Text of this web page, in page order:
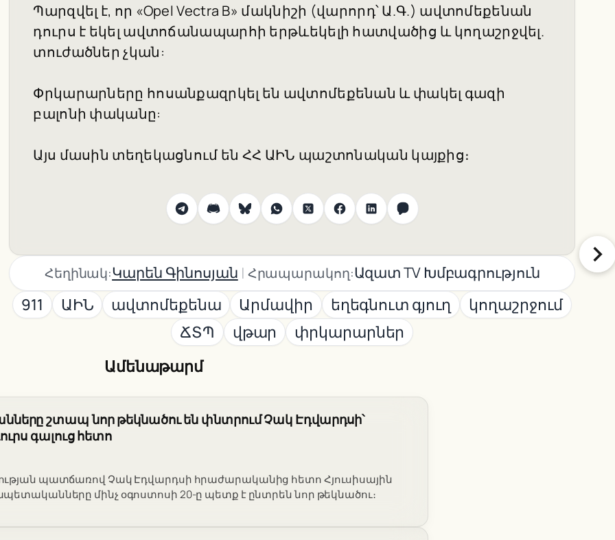
Պարզվել է, որ «Opel Vectra B» մակնիշի (վարորդ՝ Ա.Գ.) ավտոմեքենան
դուրս է եկել ավտոճանապարհի երթևեկելի հատվածից և կողաշրջվել.
տուժածներ չկան:
Փրկարարները հոսանքազրկել են ավտոմեքենան և փակել գազի
բալոնի փականը:
Այս մասին տեղեկացնում են ՀՀ ԱԻՆ պաշտոնական կայքից։
Հեղինակ:Կարեն Գինոսյան | Հրապարակող:Ազատ TV Խմբագրություն
911 ԱԻՆ ավտոմեքենա Արմավիր եղեգնուտ գյուղ
կողաշրջում
ՃՏՊ
վթար
փրկարարներ
Ամենաթարմ
շտապ նոր թեկնածու են փնտրում Չակ Էդվարդսի՝
գալուց հետո
պատճառով Չակ Էդվարդսի հրաժարականից հետո Հյուսիսային
մինչ օգոստոսի 20-ը պետք է ընտրեն նոր թեկնածու։